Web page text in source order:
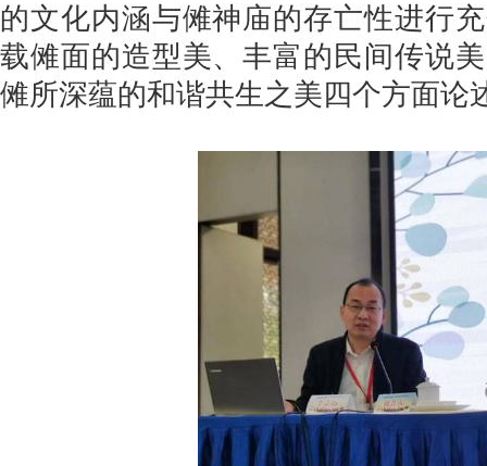
的文化内涵与傩神庙的存亡性进行
载傩面的造型美、丰富的民间传说
傩所深蕴的和谐共生之美四个方面论